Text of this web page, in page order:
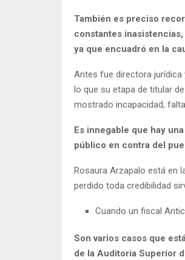
También es preciso
constantes
ya que encuadró en la
Antes fue directora
lo que su etapa de titular
mostrado incapacidad,
Es innegable que hay
público en contra del
Rosaura Arzapalo está en
perdido toda credibilidad
Cuando un fiscal
Son varios casos que
de la Auditoria Superior